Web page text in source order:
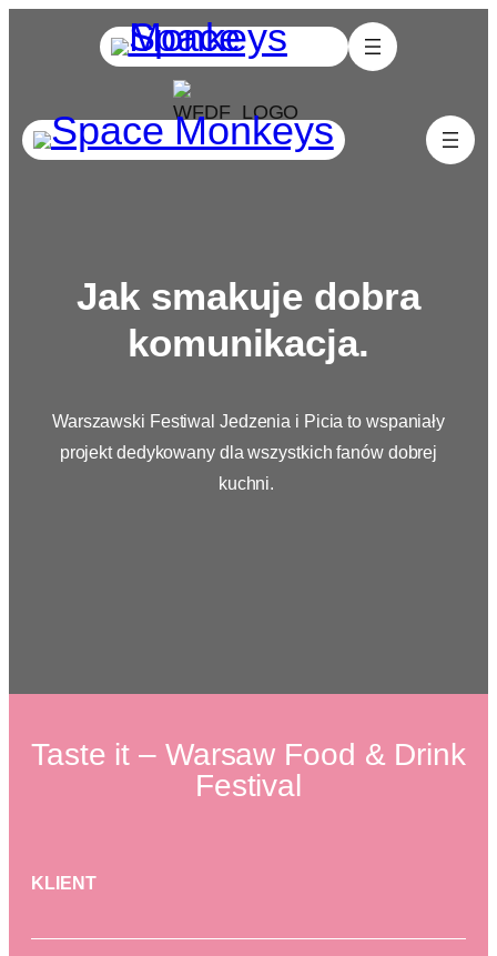
Jak smakuje dobra
komunikacja.
Warszawski Festiwal Jedzenia i Picia to wspaniały
projekt dedykowany dla wszystkich fanów dobrej
kuchni.
Taste it – Warsaw Food & Drink
Festival
KLIENT